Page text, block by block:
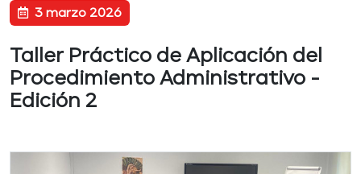
3 marzo 2026
Taller Práctico de Aplicación del
Procedimiento Administrativo -
Edición 2